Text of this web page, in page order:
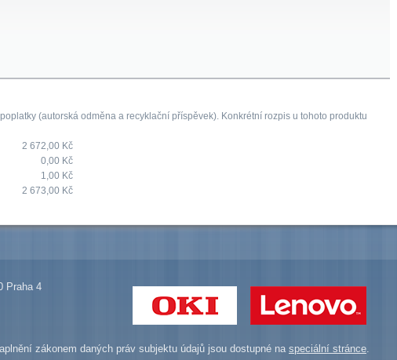
(autorská odměna a recyklační příspěvek). Konkrétní rozpis u tohoto produktu
2 672,00 Kč
0,00 Kč
1,00 Kč
2 673,00 Kč
Praha 4
zákonem daných práv subjektu údajů jsou dostupné na speciální stránce.